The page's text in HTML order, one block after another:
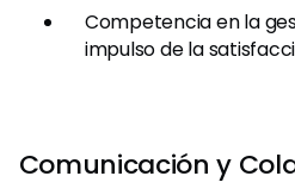
Competencia en la
impulso de la
Comunicación y